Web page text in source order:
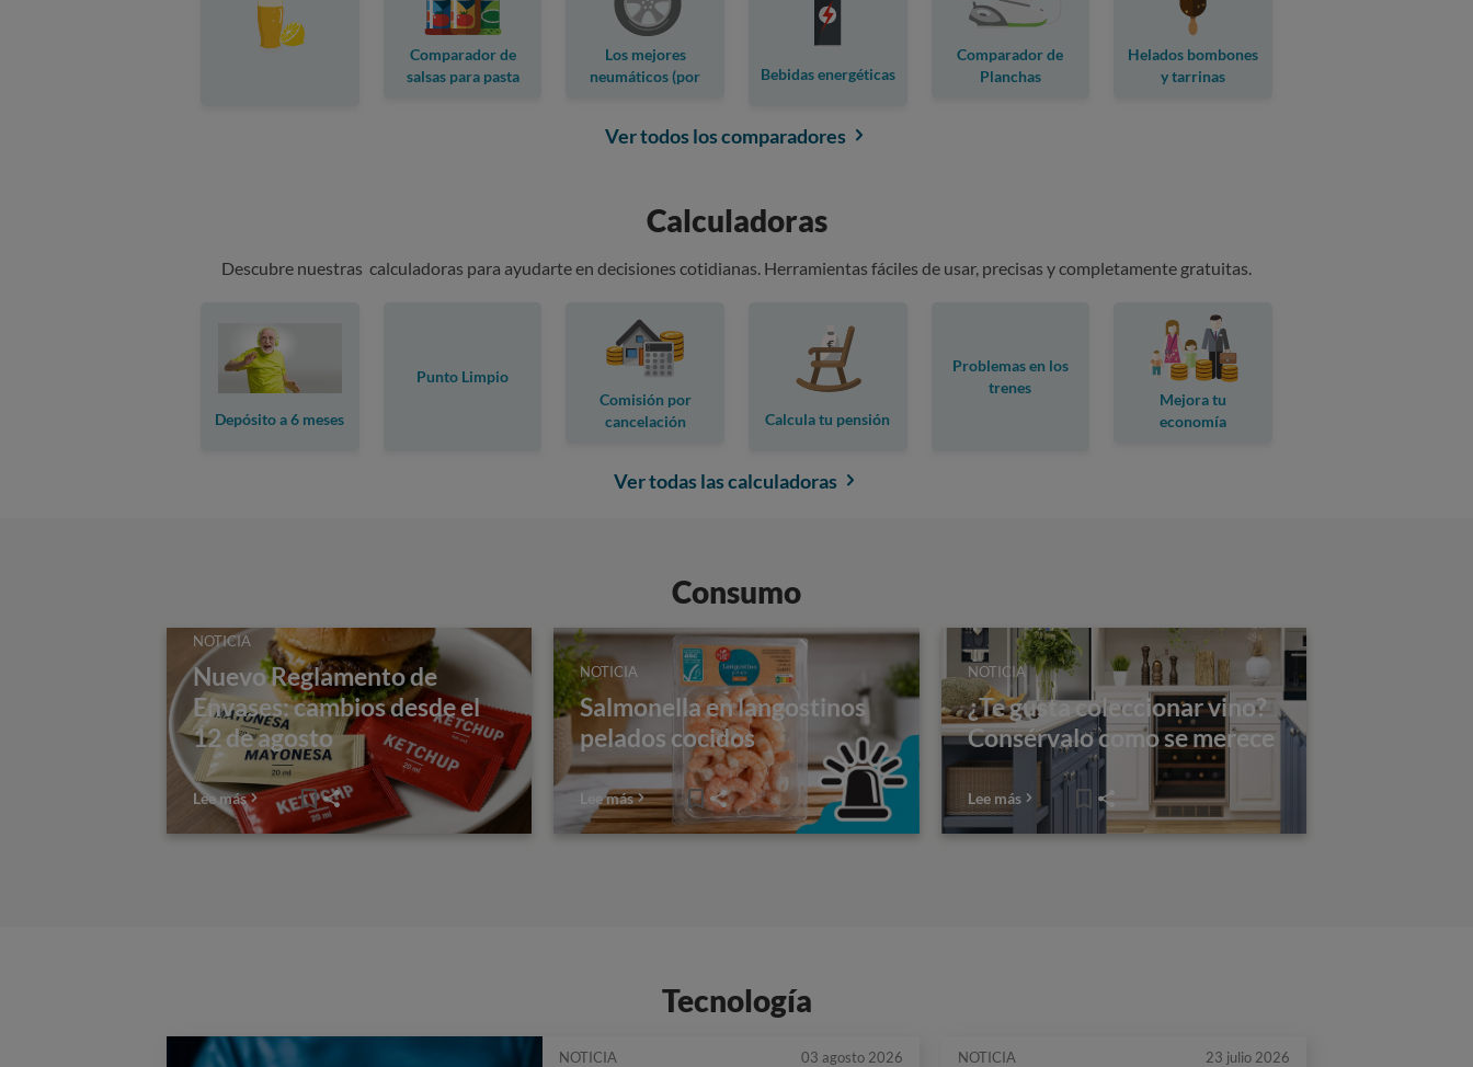
Comparador de
salsas para pasta
Los mejores
neumáticos (por
Bebidas energéticas
Comparador de
Planchas
Helados bombones
y tarrinas
Ver todos los comparadores
Calculadoras
Descubre nuestras calculadoras para ayudarte en decisiones cotidianas. Herramientas fáciles de usar, precisas y completamente gratuitas.
Depósito a 6 meses
Punto Limpio
Comisión por
cancelación
Calcula tu pensión
Problemas en los
trenes
Mejora tu
economía
Ver todas las calculadoras
Consumo
NOTICIA
Nuevo Reglamento de
Envases: cambios desde el
12 de agosto
Lee más
NOTICIA
Salmonella en langostinos
pelados cocidos
Lee más
NOTICIA
¿Te gusta coleccionar vino?
Consérvalo como se merece
Lee más
Tecnología
NOTICIA 03 agosto 2026 NOTICIA 23 julio 2026